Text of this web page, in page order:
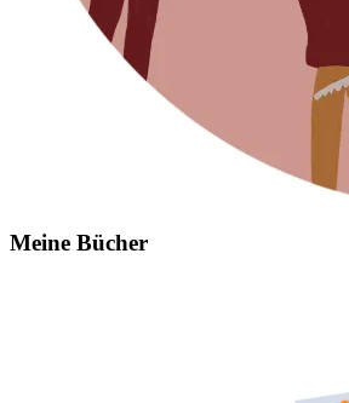
Meine Bücher